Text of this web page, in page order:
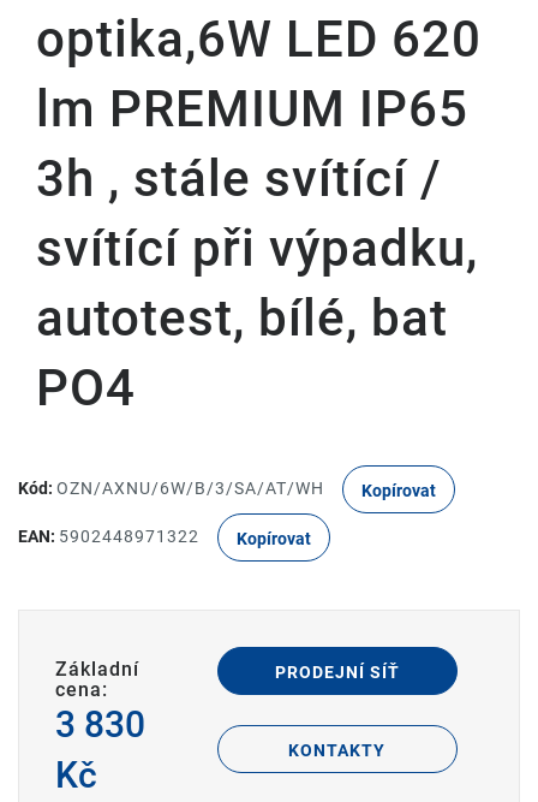
optika,6W LED 620
lm PREMIUM IP65
3h , stále svítící /
svítící při výpadku,
autotest, bílé, bat
PO4
Kód: OZN/AXNU/6W/B/3/SA/AT/WH Kopírovat
EAN: 5902448971322 Kopírovat
Základní
cena:
3 830
Kč
PRODEJNÍ SÍŤ
KONTAKTY